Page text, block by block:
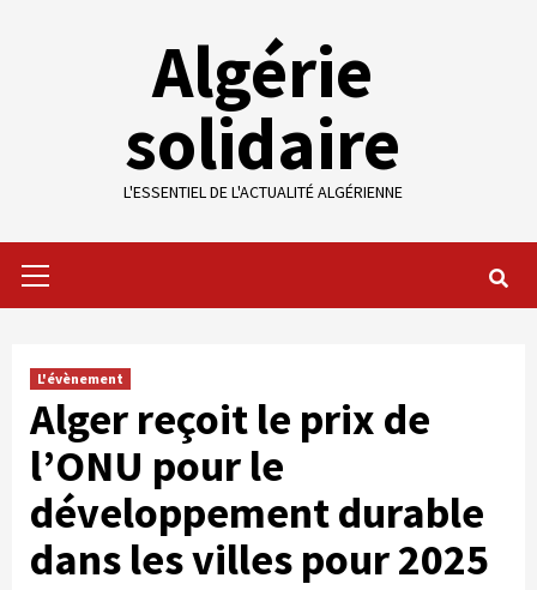
Algérie
solidaire
L'ESSENTIEL DE L'ACTUALITÉ ALGÉRIENNE
Menu
L'évènement
Alger reçoit le prix de
l’ONU pour le
développement durable
dans les villes pour 2025